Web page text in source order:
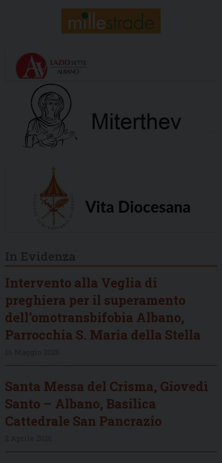
Intervento alla Veglia di
preghiera per il superamento
dell’omotransbifobia Albano,
Parrocchia S. Maria della Stella
Santa Messa del Crisma, Giovedì
Santo – Albano, Basilica
Cattedrale San Pancrazio